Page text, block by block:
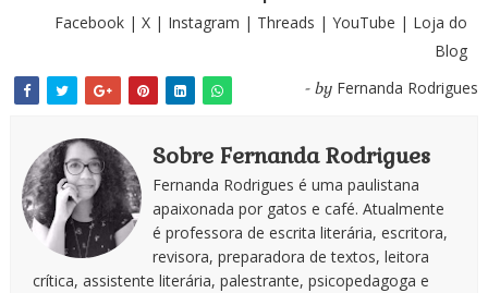
Facebook |X | Instagram | Threads |YouTube | Loja do
Blog
- by Fernanda Rodrigues
Sobre Fernanda Rodrigues
Fernanda Rodrigues é uma paulistana
apaixonada por gatos e café. Atualmente
é professora de escrita literária, escritora,
revisora, preparadora de textos, leitora
crítica, assistente literária, palestrante, psicopedagoga e